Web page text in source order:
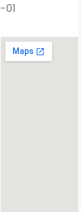
01